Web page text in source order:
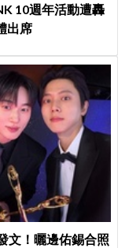
10週年活動遭轟
出席
文！曬邊佑錫合照